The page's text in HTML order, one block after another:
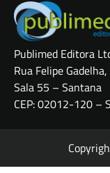
Publimed Editora
Rua Felipe
Sala 55 – Santana
CEP: 02012-120 –